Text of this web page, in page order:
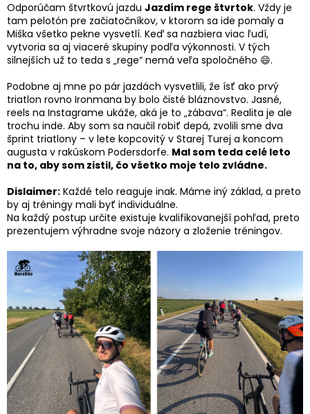
Odporúčam štvrtkovú jazdu Jazdím rege štvrtok. Vždy je
tam pelotón pre začiatočníkov, v ktorom sa ide pomaly a
Miška všetko pekne vysvetlí. Keď sa nazbiera viac ľudí,
vytvoria sa aj viaceré skupiny podľa výkonnosti. V tých
silnejších už to teda s „rege“ nemá veľa spoločného 😄.
Podobne aj mne po pár jazdách vysvetlili, že ísť ako prvý
triatlon rovno Ironmana by bolo čisté bláznovstvo. Jasné,
reels na Instagrame ukáže, aká je to „zábava“. Realita je ale
trochu inde. Aby som sa naučil robiť depá, zvolili sme dva
šprint triatlony – v lete kopcovitý v Starej Turej a koncom
augusta v rakúskom Podersdorfe. Mal som teda celé leto
na to, aby som zistil, čo všetko moje telo zvládne.
Dislaimer: Každé telo reaguje inak. Máme iný základ, a preto
by aj tréningy mali byť individuálne.
Na každý postup určite existuje kvalifikovanejší pohľad, preto
prezentujem výhradne svoje názory a zloženie tréningov.